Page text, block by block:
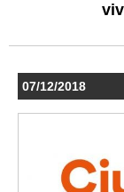
07/12/2018